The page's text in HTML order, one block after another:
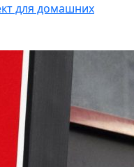
для домашних